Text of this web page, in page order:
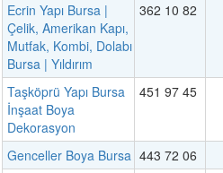
Ecrin Yapı Bursa |
Çelik, Amerikan Kapı,
Mutfak, Kombi, Dolabı
Bursa | Yıldırım
362 10 82
Taşköprü Yapı Bursa
İnşaat Boya
Dekorasyon
451 97 45
Genceller Boya Bursa 443 72 06